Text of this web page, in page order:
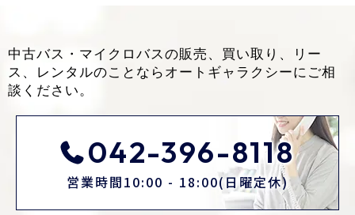
中古バス・マイクロバスの販売、買い取り、リー
ス、レンタルのことなら オートギャラクシーにご相
談ください。
042-396-8118
営業時間10:00 - 18:00(日曜定休)